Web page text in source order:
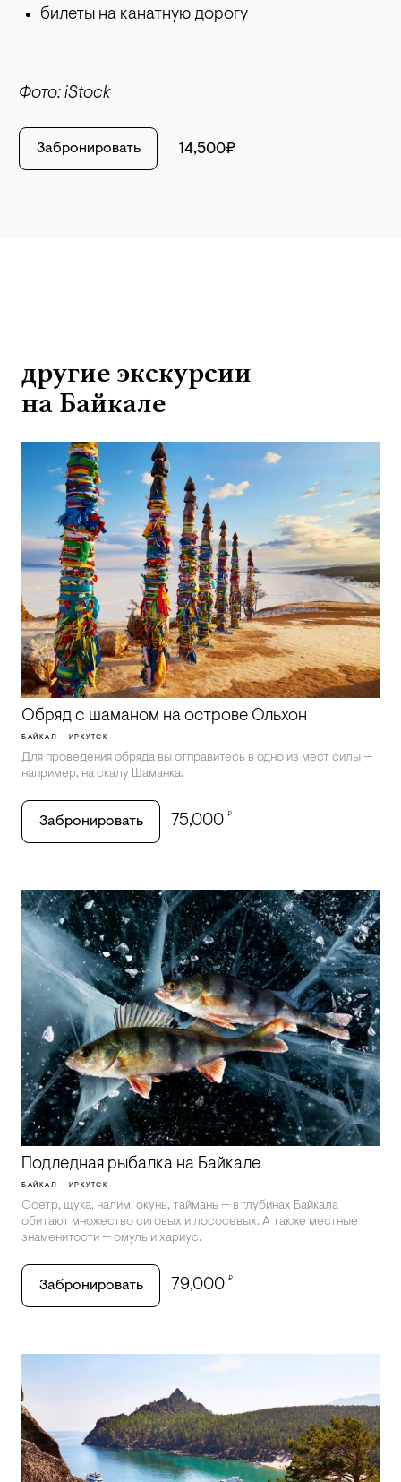
билеты на канатную дорогу
Фото: iStock
Забронировать 14,500₽
другие экскурсии
на Байкале
Обряд с шаманом на острове Ольхон
БАЙКАЛ - ИРКУТСК
Для проведения обряда вы отправитесь в одно из мест силы —
например, на скалу Шаманка.
Забронировать 75,000 ₽
Подледная рыбалка на Байкале
БАЙКАЛ - ИРКУТСК
Осетр, щука, налим, окунь, таймань — в глубинах Байкала
обитают множество сиговых и лососевых. А также местные
знаменитости — омуль и хариус.
Забронировать 79,000 ₽